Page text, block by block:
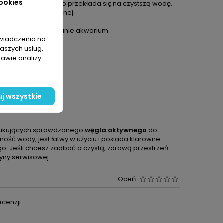
chemicznych, co przekłada się na czystszą wodę.
, jak i słodkowodnej.
montaż.
) ułatwiają utrzymanie akwarium.
sprawdzonego węgla aktywnego do
wody, jest łatwy w użyciu i posiada klarowne
Jeśli chcesz zadbać o czystą, zdrową przestrzeń
serwisowej.
Oceń
na
usług,
analizy
wszystkie